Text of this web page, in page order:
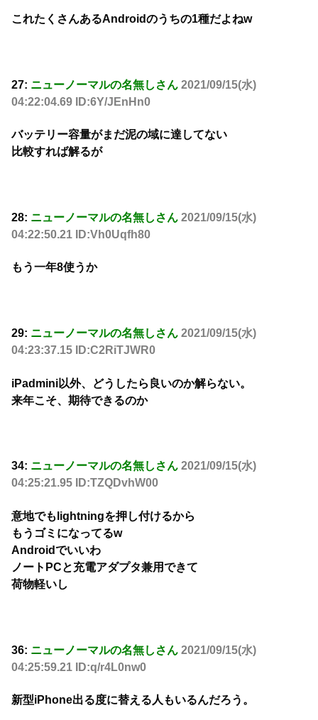
これたくさんあるAndroidのうちの1種だよねw
27: ニューノーマルの名無しさん 2021/09/15(水)
04:22:04.69 ID:6Y/JEnHn0
バッテリー容量がまだ泥の域に達してない
比較すれば解るが
28: ニューノーマルの名無しさん 2021/09/15(水)
04:22:50.21 ID:Vh0Uqfh80
もう一年8使うか
29: ニューノーマルの名無しさん 2021/09/15(水)
04:23:37.15 ID:C2RiTJWR0
iPadmini以外、どうしたら良いのか解らない。
来年こそ、期待できるのか
34: ニューノーマルの名無しさん 2021/09/15(水)
04:25:21.95 ID:TZQDvhW00
意地でもlightningを押し付けるから
もうゴミになってるw
Androidでいいわ
ノートPCと充電アダプタ兼用できて
荷物軽いし
36: ニューノーマルの名無しさん 2021/09/15(水)
04:25:59.21 ID:q/r4L0nw0
新型iPhone出る度に替える人もいるんだろう。